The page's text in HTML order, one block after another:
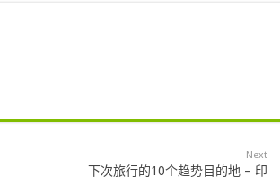
Next
下次旅行的10个趋势目的地 – 印